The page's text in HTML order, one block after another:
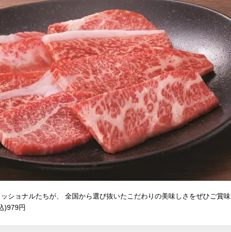
ショナルたちが、 全国から選び抜いたこだわりの美味しさをぜひご賞味
)979円